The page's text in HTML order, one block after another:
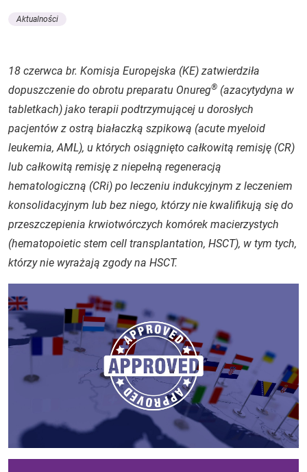
Aktualności
18 czerwca br. Komisja Europejska (KE) zatwierdziła
dopuszczenie do obrotu preparatu Onureg® (azacytydyna w
tabletkach) jako terapii podtrzymującej u dorosłych
pacjentów z ostrą białaczką szpikową (acute myeloid
leukemia, AML), u których osiągnięto całkowitą remisję (CR)
lub całkowitą remisję z niepełną regeneracją
hematologiczną (CRi) po leczeniu indukcyjnym z leczeniem
konsolidacyjnym lub bez niego, którzy nie kwalifikują się do
przeszczepienia krwiotwórczych komórek macierzystych
(hematopoietic stem cell transplantation, HSCT), w tym tych,
którzy nie wyrażają zgody na HSCT.